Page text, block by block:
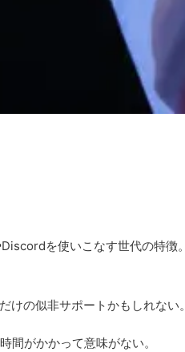
を使いこなす世代の特徴。
の似非サポートかもしれない。
間がかかって意味がない。